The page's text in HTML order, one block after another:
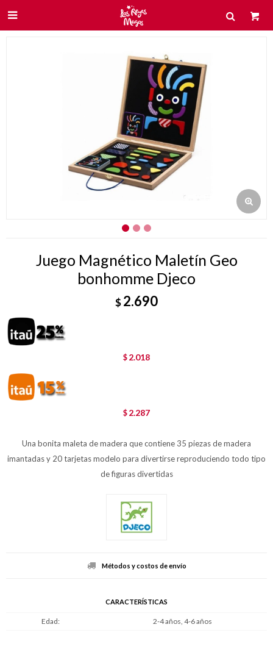

Juego Magnético Maletín Geo
bonhomme Djeco
$2.690
$ 2.018
$ 2.287
Una bonita maleta de madera que contiene 35 piezas de madera
imantadas y 20 tarjetas modelo para divertirse reproduciendo todo tipo
de figuras divertidas
Métodos y costos de envío
CARACTERÍSTICAS
Edad 2-4 años, 4-6 años